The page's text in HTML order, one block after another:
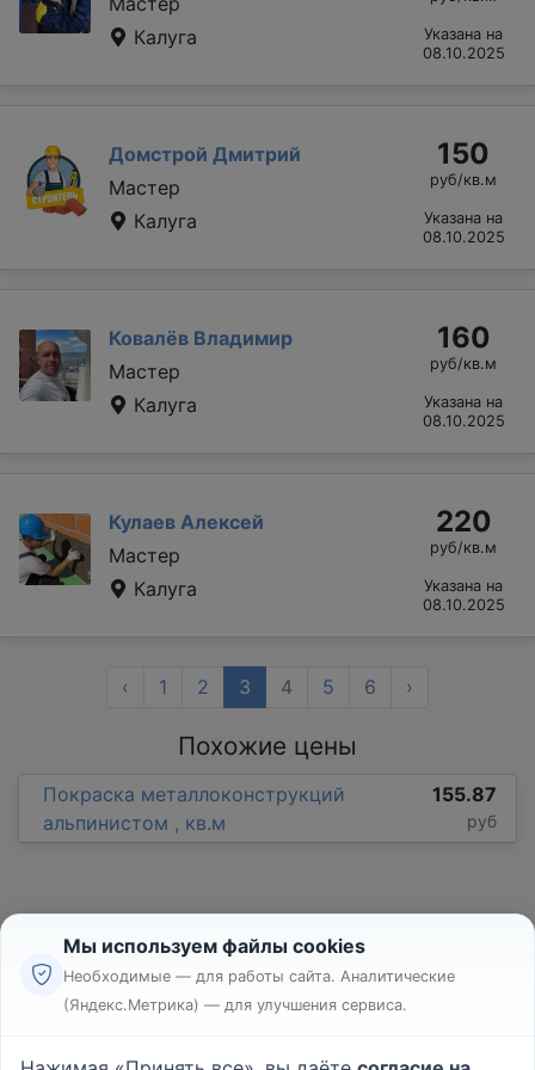
Калуга
Указана на
08.10.2025
Домстрой Дмитрий
Мастер
Калуга
150
руб/кв.м
Указана на
08.10.2025
Ковалёв Владимир
Мастер
Калуга
160
руб/кв.м
Указана на
08.10.2025
Кулаев Алексей
Мастер
Калуга
220
руб/кв.м
Указана на
08.10.2025
‹ 1 2 3 4 5 6 ›
Похожие цены
Покраска металлоконструкций
альпинистом , кв.м
155.87
руб
Реклама
Мы используем файлы cookies
Необходимые — для работы сайта. Аналитические
(Яндекс.Метрика) — для улучшения сервиса.